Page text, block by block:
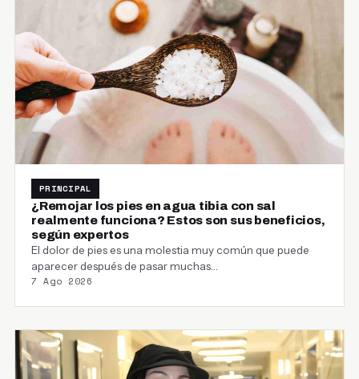
PRINCIPAL
¿Remojar los pies en agua tibia con sal
realmente funciona? Estos son sus beneficios,
según expertos
El dolor de pies es una molestia muy común que puede
aparecer después de pasar muchas…
7 Ago 2026